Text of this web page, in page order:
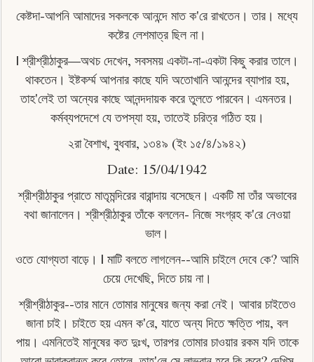
কেষ্টদা-আপনি আমাদের সকলকে আনন্দে মাত ক'রে রাখতেন। তার। মধ্যে
কষ্টের লেশমাত্র ছিল না।
| শ্রীশ্রীঠাকুর—অথচ দেখেন, সবসময় একটা-না-একটা কিছু করার তালে।
থাকতেন। ইষ্টকৰ্ম্ম আপনার কাছে যদি অতােখানি আনন্দের ব্যাপার হয়,
তাহ'লেই তা অন্যের কাছে আনন্দদায়ক করে তুলতে পারবেন। এমনতর।
কর্মব্যপদেশে যে তপস্যা হয়, তাতেই চরিত্র গঠিত হয়।
২রা বৈশাখ, বুধবার, ১৩৪৯ (ইং ১৫/৪/১৯৪২)
Date: 15/04/1942
শ্রীশ্রীঠাকুর প্রাতে মাতৃমন্দিরের বারান্দায় বসেছেন। একটি মা তাঁর অভাবের
বথা জানালেন। শ্রীশ্রীঠাকুর তাঁকে বললেন- নিজে সংগ্রহ ক'রে নেওয়া
ভাল।
ওতে যােগ্যতা বাড়ে। | মাটি বলতে লাগলেন--আমি চাইলে দেবে কে? আমি
চেয়ে দেখেছি, দিতে চায় না।
শ্রীশ্রীঠাকুর--তার মানে তােমার মানুষের জন্য করা নেই। আবার চাইতেও
জানা চাই। চাইতে হয় এমন ক'রে, যাতে অন্য দিতে ক্ষত্তি পায়, বল
পায়। এমনিতেই মানুষের কত দুঃখ, তারপর তােমার চাওয়ার রকম যদি তাকে